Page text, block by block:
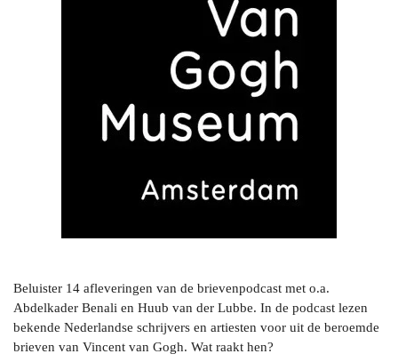
Beluister 14 afleveringen van de brievenpodcast met o.a.
Abdelkader Benali en Huub van der Lubbe. In de podcast lezen
bekende Nederlandse schrijvers en artiesten voor uit de beroemde
brieven van Vincent van Gogh. Wat raakt hen?